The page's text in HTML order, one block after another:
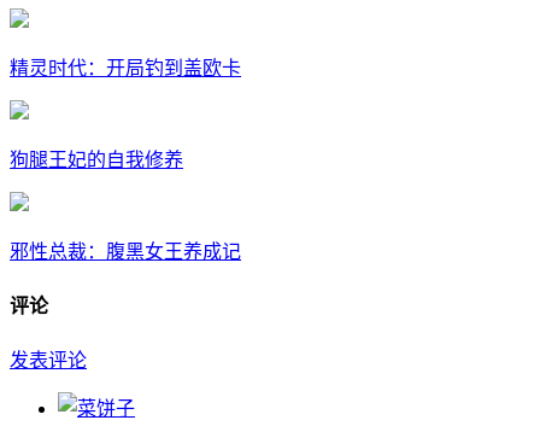
精灵时代：开局钓到盖欧卡
狗腿王妃的自我修养
邪性总裁：腹黑女王养成记
评论
发表评论